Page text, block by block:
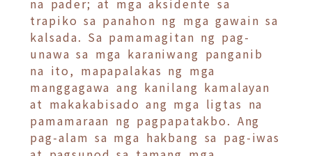
na pader; at mga aksidente sa
trapiko sa panahon ng mga gawain sa
kalsada. Sa pamamagitan ng pag-
unawa sa mga karaniwang panganib
na ito, mapapalakas ng mga
manggagawa ang kanilang kamalayan
at makakabisado ang mga ligtas na
pamamaraan ng pagpapatakbo. Ang
pag-alam sa mga hakbang sa pag-iwas